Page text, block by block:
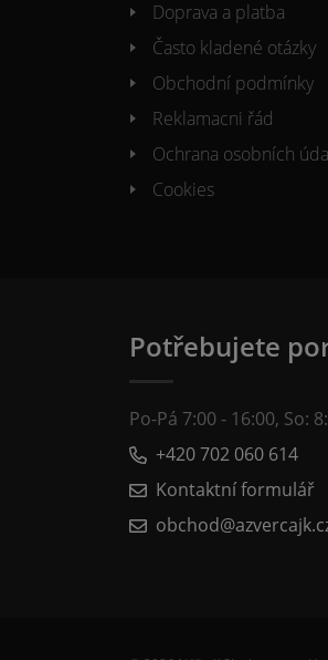
Doprava a platba
Často kladené otázky
Obchodní podmínky
Reklamacni řád
Ochrana osobních
Cookies
Potřebujete
Po-Pá 7:00 - 16:00, So:
+420 702 060 614
Kontaktní formulář